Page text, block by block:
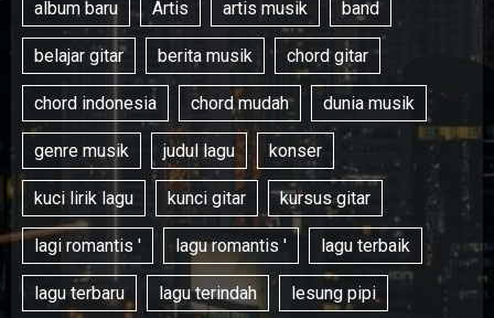
album baru Artis artis musik band
belajar gitar berita musik chord gitar
chord indonesia chord mudah dunia musik
genre musik judul lagu konser
kuci lirik lagu kunci gitar kursus gitar
lagi romantis ' lagu romantis ' lagu terbaik
lagu terbaru lagu terindah lesung pipi